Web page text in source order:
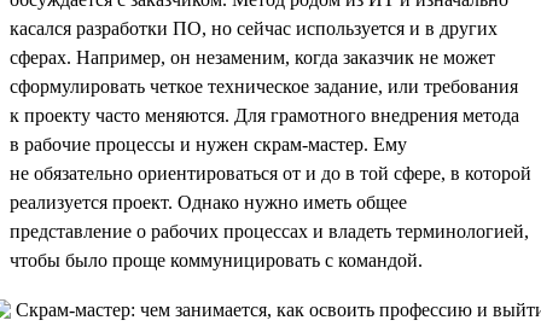
касался разработки ПО, но сейчас используется и в других
сферах. Например, он незаменим, когда заказчик не может
сформулировать четкое техническое задание, или требования
к проекту часто меняются. Для грамотного внедрения метода
в рабочие процессы и нужен скрам-мастер. Ему
не обязательно ориентироваться от и до в той сфере, в которой
реализуется проект. Однако нужно иметь общее
представление о рабочих процессах и владеть терминологией,
чтобы было проще коммуницировать с командой.